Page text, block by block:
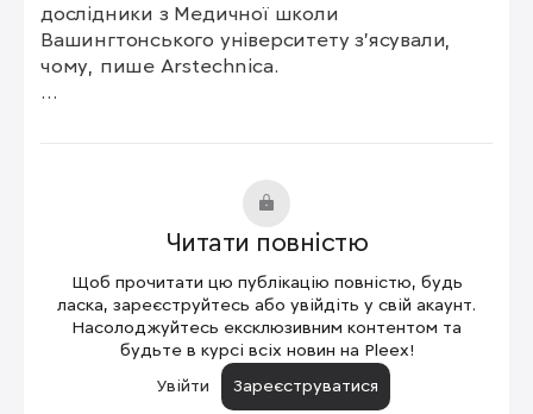
дослідники з Медичної школи
Вашингтонського університету з'ясували,
чому, пише Arstechnica.
тому, що сміття залишається після того, як
спимо, нейрони використовують ці ритмічні
хвилі, щоб допомогти переміщати
спинномозкову рідину через тканини мозку,
виносячи при цьому метаболічні відходи.
Читати повністю
Щоб прочитати цю публікацію повністю, будь
ласка, зареєструйтесь або увійдіть у свій акаунт.
Насолоджуйтесь ексклюзивним контентом та
будьте в курсі всіх новин на Pleex!
Увійти
Зареєструватися